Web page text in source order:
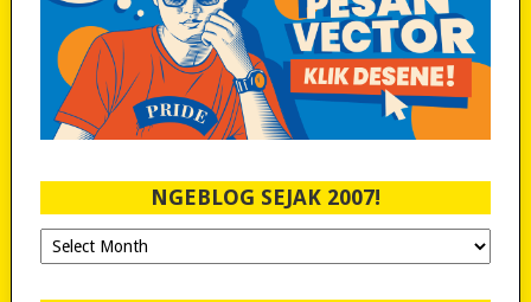
NGEBLOG SEJAK 2007!
Ngeblog
Sejak